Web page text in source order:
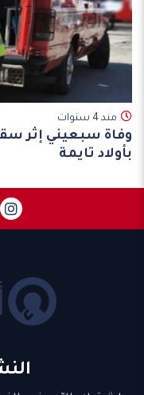
مند 4 سنوات
وفاة سبعيني إثر
بأولاد تايمة